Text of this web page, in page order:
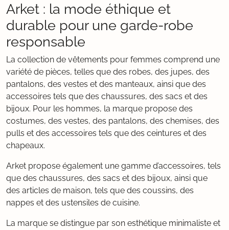
Arket : la mode éthique et
durable pour une garde-robe
responsable
La collection de vêtements pour femmes comprend une
variété de pièces, telles que des robes, des jupes, des
pantalons, des vestes et des manteaux, ainsi que des
accessoires tels que des chaussures, des sacs et des
bijoux. Pour les hommes, la marque propose des
costumes, des vestes, des pantalons, des chemises, des
pulls et des accessoires tels que des ceintures et des
chapeaux.
Arket propose également une gamme d’accessoires, tels
que des chaussures, des sacs et des bijoux, ainsi que
des articles de maison, tels que des coussins, des
nappes et des ustensiles de cuisine.
La marque se distingue par son esthétique minimaliste et